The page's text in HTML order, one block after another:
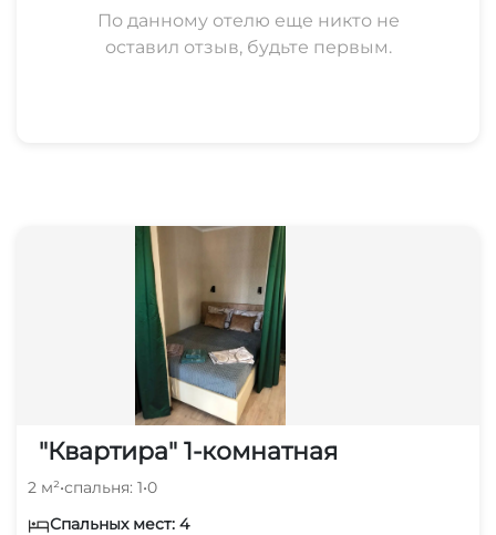
Приезжайте, будем вам рады.
По данному отелю еще никто не
оставил отзыв, будьте первым.
"Квартира" 1-комнатная
2 м²•спальня: 1•0
Спальных мест: 4